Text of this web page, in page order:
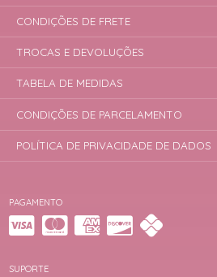
PAGAMENTO
SUPORTE
CONDIÇÕES DE FRETE
TROCAS E DEVOLUÇÕES
TABELA DE MEDIDAS
CONDIÇÕES DE PARCELAMENTO
POLÍTICA DE PRIVACIDADE DE DADOS